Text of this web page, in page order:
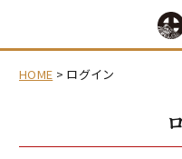
HOME ログイン